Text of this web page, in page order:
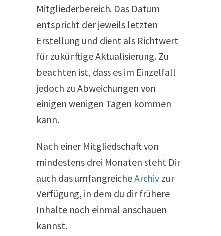
Mitgliederbereich. Das Datum
entspricht der jeweils letzten
Erstellung und dient als Richtwert
für zukünftige Aktualisierung. Zu
beachten ist, dass es im Einzelfall
jedoch zu Abweichungen von
einigen wenigen Tagen kommen
kann.
Nach einer Mitgliedschaft von
mindestens drei Monaten steht Dir
auch das umfangreicheArchiv zur
Verfügung, in dem du dir frühere
Inhalte noch einmal anschauen
kannst.